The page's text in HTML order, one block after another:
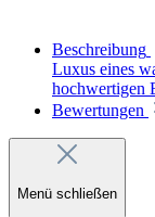
Beschreibung
Luxus eines
hochwertigen
Bewertungen
Menü schließen